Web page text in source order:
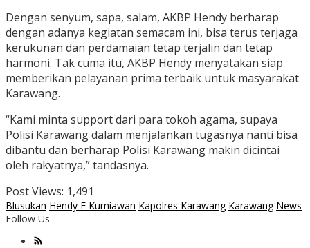
Dengan senyum, sapa, salam, AKBP Hendy berharap
dengan adanya kegiatan semacam ini, bisa terus terjaga
kerukunan dan perdamaian tetap terjalin dan tetap
harmoni. Tak cuma itu, AKBP Hendy menyatakan siap
memberikan pelayanan prima terbaik untuk masyarakat
Karawang.
“Kami minta support dari para tokoh agama, supaya
Polisi Karawang dalam menjalankan tugasnya nanti bisa
dibantu dan berharap Polisi Karawang makin dicintai
oleh rakyatnya,” tandasnya.
Post Views: 1,491
Blusukan Hendy F Kurniawan Kapolres Karawang Karawang News
Follow Us